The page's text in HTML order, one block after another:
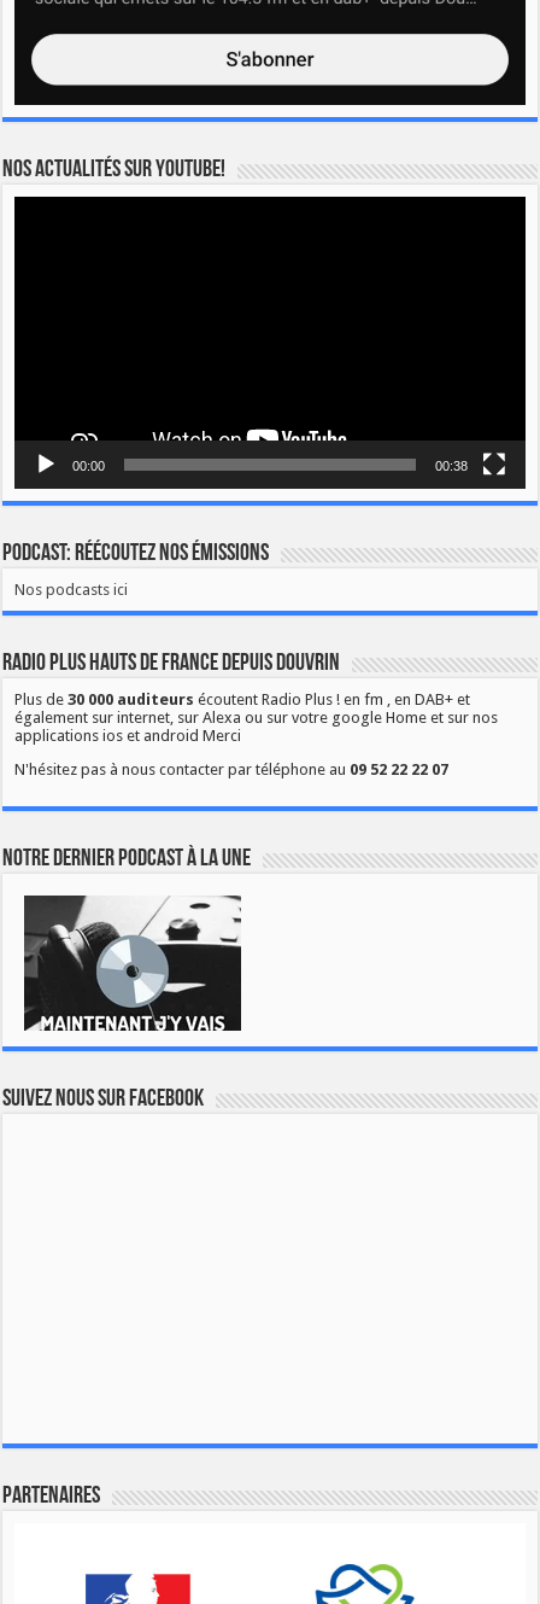
Nos actualités sur YOUTUBE!
00:00 00:38
Podcast: Réécoutez nos émissions
Nos podcasts ici
Radio Plus Hauts de France depuis Douvrin
Plus de30 000 auditeurs écoutent Radio Plus ! en fm , en DAB+ et
également sur internet, sur Alexa ou sur votre google Home et sur nos
applications ios et android Merci
N'hésitez pas à nous contacter par téléphone au 09 52 22 22 07
Notre dernier podcast à la une
Suivez nous sur Facebook
Partenaires